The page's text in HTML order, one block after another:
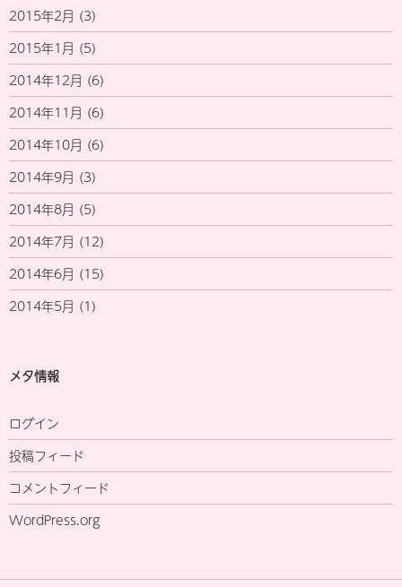
2015年2月 (3)
2015年1月 (5)
2014年12月 (6)
2014年11月 (6)
2014年10月 (6)
2014年9月 (3)
2014年8月 (5)
2014年7月 (12)
2014年6月 (15)
2014年5月 (1)
メタ情報
ログイン
投稿フィード
コメントフィード
WordPress.org